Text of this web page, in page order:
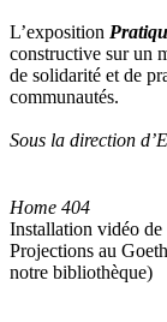
L’exposition
constructive sur un
de solidarité et de
communautés.
Sous la direction
Home 404
Installation vidéo de
Projections au
notre bibliothèque)